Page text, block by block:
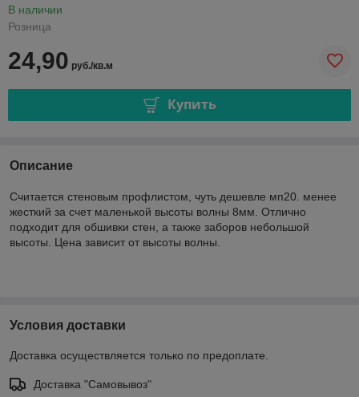
В наличии
Розница
24,90 руб./кв.м
Купить
Описание
Считается стеновым профлистом, чуть дешевле мп20. менее
жесткий за счет маленькой высоты волны 8мм. Отлично
подходит для обшивки стен, а также заборов небольшой
высоты. Цена зависит от высоты волны.
Условия доставки
Доставка осуществляется только по предоплате.
Доставка "Самовывоз"